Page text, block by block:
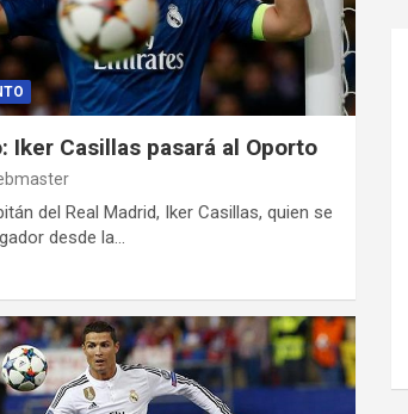
Iker Casillas pasará al Oporto
del Real Madrid, Iker Casillas, quien se
desde la…